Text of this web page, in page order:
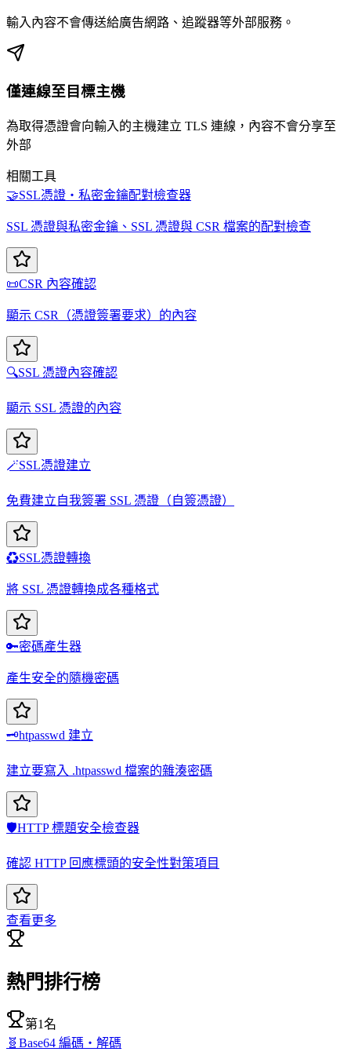
輸入內容不會傳送給廣告網路、追蹤器等外部服務。
僅連線至目標主機
為取得憑證會向輸入的主機建立 TLS 連線，內容不會分享至
外部
相關工具
🤝SSL憑證・私密金鑰配對檢查器
SSL 憑證與私密金鑰、SSL 憑證與 CSR 檔案的配對檢查
📜CSR 內容確認
顯示 CSR（憑證簽署要求）的內容
🔍SSL 憑證內容確認
顯示 SSL 憑證的內容
🪄SSL憑證建立
免費建立自我簽署 SSL 憑證（自簽憑證）
♻️SSL憑證轉換
將 SSL 憑證轉換成各種格式
🔑密碼產生器
產生安全的隨機密碼
🗝️htpasswd 建立
建立要寫入 .htpasswd 檔案的雜湊密碼
🛡️HTTP 標題安全檢查器
確認 HTTP 回應標頭的安全性對策項目
查看更多
熱門排行榜
第1名
🧬 Base64 編碼・解碼